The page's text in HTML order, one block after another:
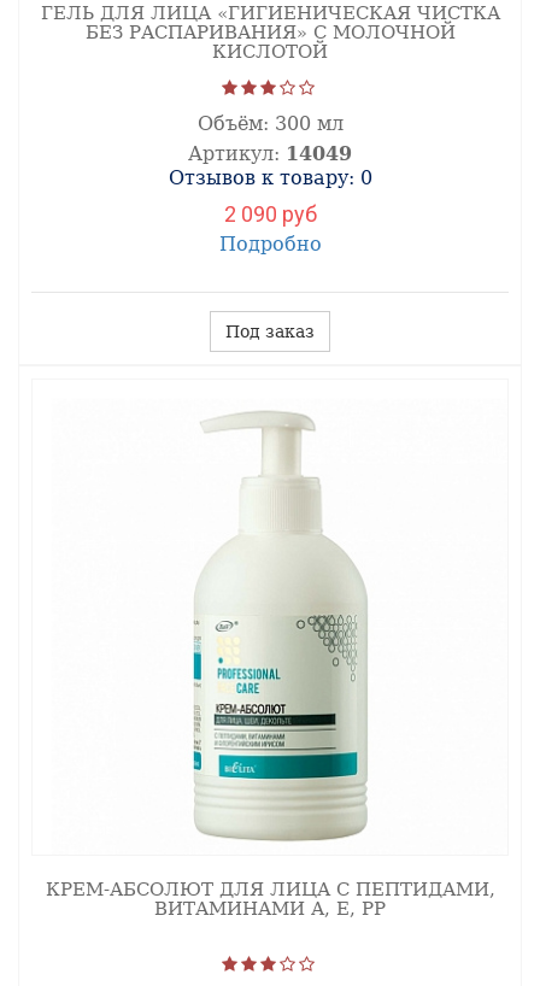
ГЕЛЬ ДЛЯ ЛИЦА «ГИГИЕНИЧЕСКАЯ ЧИСТКА
БЕЗ РАСПАРИВАНИЯ» С МОЛОЧНОЙ
КИСЛОТОЙ
Объём: 300 мл
Артикул: 14049
Отзывов к товару: 0
2 090 руб
Подробно
Под заказ
КРЕМ-АБСОЛЮТ ДЛЯ ЛИЦА С ПЕПТИДАМИ,
ВИТАМИНАМИ А, Е, РР